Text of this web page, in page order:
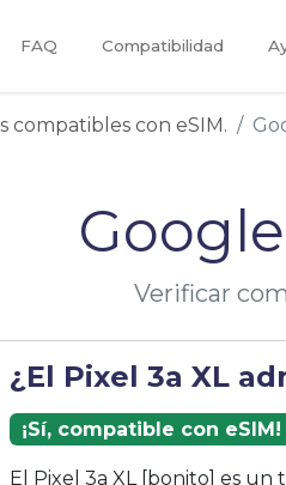
FAQ Compatibilidad
compatibles con eSIM.
Verificar
¿El Pixel 3a XL
¡Sí, compatible con eSIM!
El Pixel 3a XL [bonito] es